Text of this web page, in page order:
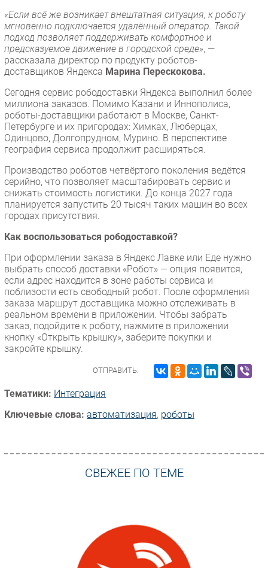
«Если всё же возникает внештатная ситуация, к роботу
мгновенно подключается удалённый оператор. Такой
подход позволяет поддерживать комфортное и
предсказуемое движение в городской среде», —
рассказала директор по продукту роботов-
доставщиков Яндекса Марина Перескокова.
Сегодня сервис рободоставки Яндекса выполнил более
миллиона заказов. Помимо Казани и Иннополиса,
роботы-доставщики работают в Москве, Санкт-
Петербурге и их пригородах: Химках, Люберцах,
Одинцово, Долгопрудном, Мурино. В перспективе
география сервиса продолжит расширяться.
Производство роботов четвёртого поколения ведётся
серийно, что позволяет масштабировать сервис и
снижать стоимость логистики. До конца 2027 года
планируется запустить 20 тысяч таких машин во всех
городах присутствия.
Как воспользоваться рободоставкой?
При оформлении заказа в Яндекс Лавке или Еде нужно
выбрать способ доставки «Робот» — опция появится,
если адрес находится в зоне работы сервиса и
поблизости есть свободный робот. После оформления
заказа маршрут доставщика можно отслеживать в
реальном времени в приложении. Чтобы забрать
заказ, подойдите к роботу, нажмите в приложении
кнопку «Открыть крышку», заберите покупки и
закройте крышку.
ОТПРАВИТЬ:
Тематики: Интеграция
Ключевые слова: автоматизация, роботы
СВЕЖЕЕ ПО ТЕМЕ